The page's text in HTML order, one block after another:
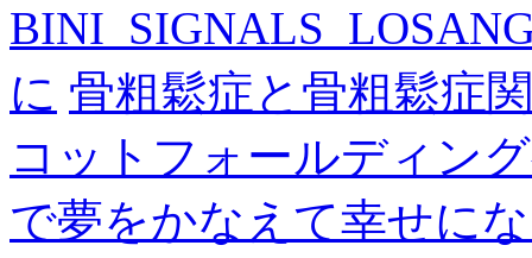
に 骨粗鬆症と骨粗鬆症
コットフォールディン
で夢をかなえて幸せに